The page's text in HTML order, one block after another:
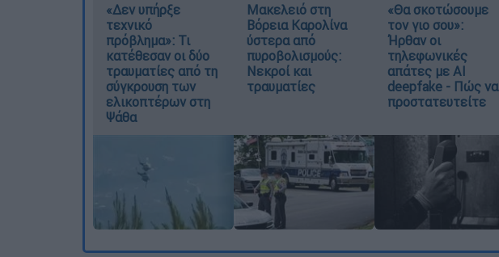
«Δεν υπήρξε
τεχνικό
πρόβλημα»: Τι
κατέθεσαν οι δύο
τραυματίες από τη
σύγκρουση των
ελικοπτέρων στη
Ψάθα
Μακελειό στη
Βόρεια Καρολίνα
ύστερα από
πυροβολισμούς:
Νεκροί και
τραυματίες
«Θα σκοτώσουμε
τον γιο σου»:
Ήρθαν οι
τηλεφωνικές
απάτες με AI
deepfake - Πώς να
προστατευτείτε